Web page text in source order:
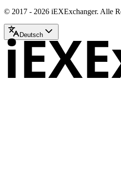
© 2017 - 2026 iEXExchanger. Alle
Deutsch